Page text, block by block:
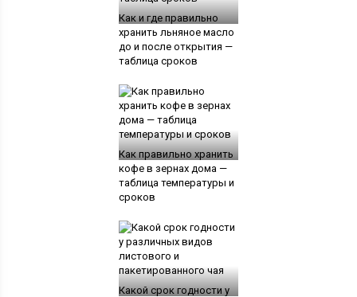
Как и где правильно
хранить льняное масло
до и после открытия —
таблица сроков
Как правильно хранить
кофе в зернах дома —
таблица температуры и
сроков
Какой срок годности у